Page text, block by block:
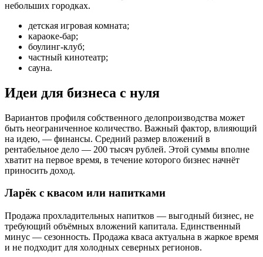
небольших городках.
детская игровая комната;
караоке-бар;
боулинг-клуб;
частный кинотеатр;
сауна.
Идеи для бизнеса с нуля
Вариантов профиля собственного делопроизводства может
быть неограниченное количество. Важный фактор, влияющий
на идею, — финансы. Средний размер вложений в
рентабельное дело — 200 тысяч рублей. Этой суммы вполне
хватит на первое время, в течение которого бизнес начнёт
приносить доход.
Ларёк с квасом или напитками
Продажа прохладительных напитков — выгодный бизнес, не
требующий объёмных вложений капитала. Единственный
минус — сезонность. Продажа кваса актуальна в жаркое время
и не подходит для холодных северных регионов.